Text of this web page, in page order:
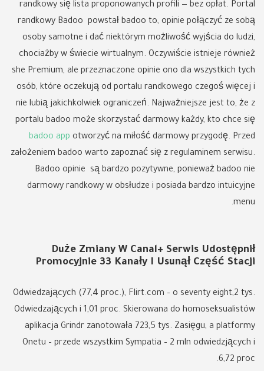
randkowy się lista proponowanych profili — bez opłat. Portal
randkowy Badoo powstał badoo to, opinie połączyć ze sobą
osoby samotne i dać niektórym możliwość wyjścia do ludzi,
chociażby w świecie wirtualnym. Oczywiście istnieje również
she Premium, ale przeznaczone opinie ono dla wszystkich tych
osób, które oczekują od portalu randkowego czegoś więcej i
nie lubią jakichkolwiek ograniczeń. Najważniejsze jest to, że z
portalu badoo może skorzystać darmowy każdy, kto chce się
badoo app otworzyć na miłość darmowy przygodę. Przed
założeniem badoo warto zapoznać się z regulaminem serwisu.
Badoo opinie są bardzo pozytywne, ponieważ badoo nie
darmowy randkowy w obsłudze i posiada bardzo intuicyjne
menu.
Duże Zmiany W Canal+ Serwis Udostępnił
Promocyjnie 33 Kanały I Usunął Część Stacji
Odwiedzających (77,4 proc.), Flirt.com – o seventy eight,2 tys.
Odwiedzających i 1,01 proc. Skierowana do homoseksualistów
aplikacja Grindr zanotowała 723,5 tys. Zasięgu, a platformy
Onetu – przede wszystkim Sympatia – 2 mln odwiedzjących i
6,72 proc.